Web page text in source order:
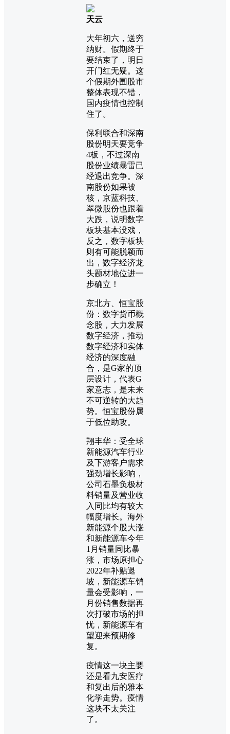
天云
大年初六，送穷
纳财。假期终于
要结束了，明日
开门红无疑。这
个假期外围股市
整体表现不错，
国内疫情也控制
住了。
保利联合和深南
股份明天要竞争
4板，不过深南
股份业绩暴雷已
经退出竞争。深
南股份如果被
核，京蓝科技、
翠微股份也跟着
大跌，说明数字
板块基本没戏，
反之，数字板块
则有可能脱颖而
出，数字经济龙
头题材地位进一
步确立！
京北方、恒宝股
份：数字货币概
念股，大力发展
数字经济，推动
数字经济和实体
经济的深度融
合，是G家的顶
层设计，代表G
家意志，是未来
不可逆转的大趋
势。恒宝股份属
于低位助攻。
翔丰华：受全球
新能源汽车行业
及下游客户需求
强劲增长影响，
公司石墨负极材
料销量及营业收
入同比均有较大
幅度增长。海外
新能源个股大涨
和新能源车今年
1月销量同比暴
涨，市场原担心
2022年补贴退
坡，新能源车销
量会受影响，一
月份销售数据再
次打破市场的担
忧，新能源车有
望迎来预期修
复。
疫情这一块主要
还是看九安医疗
和复出后的雅本
化学走势。疫情
这块不太关注
了。